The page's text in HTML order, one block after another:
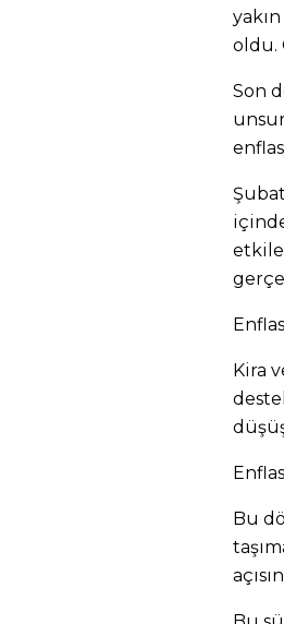
oldu.
Son
Kira
Bu